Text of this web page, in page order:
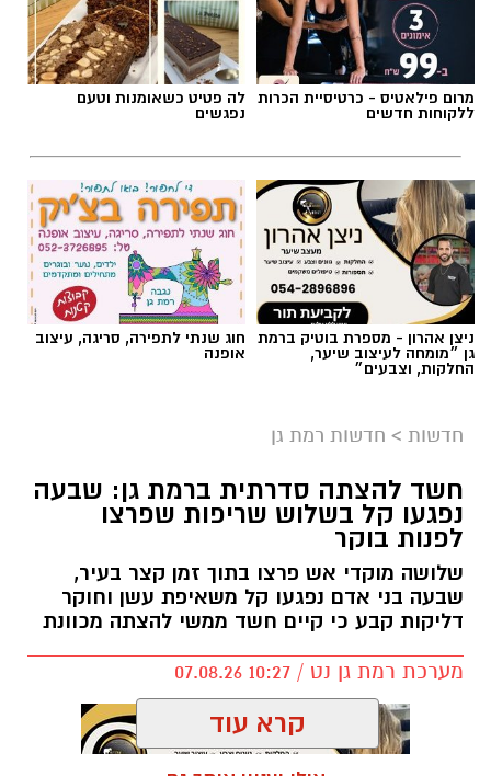
אילוסטרציה AI
הברכה מתחילה הרבה לפני הנס
כולנו ממתינים לנס הגדול.
לרפואה.
לפרנסה.
לילדים.
לזיווג.
אנחנו משוכנעים שהברכה תגיע ביום שבו המציאות
תשתנה.
"רְאֵה אָנֹכִי נֹתֵן לִפְנֵיכֶם הַיּוֹם בְּרָכָה..."
שימו לב למילה אחת.
לא "אתן".
מרום פילאטיס - כרטיסיית הכרות
ללקוחות חדשים
לה פטיט כשאומנות וטעם
נפגשים
ניצן אהרון - מספרת בוטיק ברמת
גן ״מומחה לעיצוב שיער,
החלקות, וצבעים״
חוג שנתי לתפירה, סריגה, עיצוב
אופנה
חדשות > חדשות רמת גן
חשד להצתה סדרתית ברמת גן: שבעה
נפגעו קל בשלוש שריפות שפרצו
לפנות בוקר
שלושה מוקדי אש פרצו בתוך זמן קצר בעיר,
שבעה בני אדם נפגעו קל משאיפת עשן וחוקר
דליקות קבע כי קיים חשד ממשי להצתה מכוונת
מערכת רמת גן נט / 10:27 07.08.26
קרא עוד